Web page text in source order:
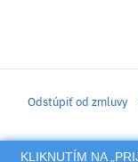
KLIKNUTÍM NA
Odstúpiť od zmluvy